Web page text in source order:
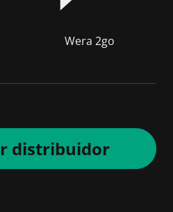
Wera 2go
distribuidor